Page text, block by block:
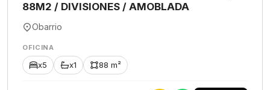
88M2 / DIVISIONES / AMOBLADA
Obarrio
OFICINA
x5 x1 88 m²